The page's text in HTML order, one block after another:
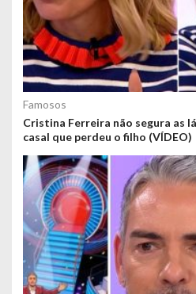
Famosos
Cristina Ferreira não segura as
casal que perdeu o filho (VÍDEO)